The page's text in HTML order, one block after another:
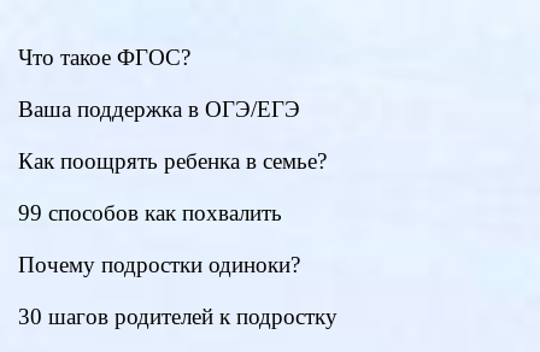
Что такое ФГОС?
Ваша поддержка в ОГЭ/ЕГЭ
Как поощрять ребенка в семье?
99 способов как похвалить
Почему подростки одиноки?
30 шагов родителей к подростку